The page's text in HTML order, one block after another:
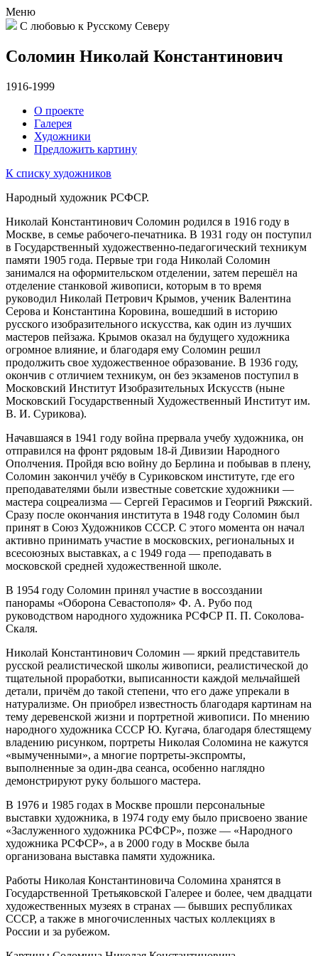
Меню
С любовью к Русскому Северу
Соломин Николай Константинович
1916-1999
О проекте
Галерея
Художники
Предложить картину
К списку художников
Народный художник РСФСР.
Николай Константинович Соломин родился в 1916 году в
Москве, в семье рабочего-печатника. В 1931 году он поступил
в Государственный художественно-педагогический техникум
памяти 1905 года. Первые три года Николай Соломин
занимался на оформительском отделении, затем перешёл на
отделение станковой живописи, которым в то время
руководил Николай Петрович Крымов, ученик Валентина
Серова и Константина Коровина, вошедший в историю
русского изобразительного искусства, как один из лучших
мастеров пейзажа. Крымов оказал на будущего художника
огромное влияние, и благодаря ему Соломин решил
продолжить свое художественное образование. В 1936 году,
окончив с отличием техникум, он без экзаменов поступил в
Московский Институт Изобразительных Искусств (ныне
Московский Государственный Художественный Институт им.
В. И. Сурикова).
Начавшаяся в 1941 году война прервала учебу художника, он
отправился на фронт рядовым 18-й Дивизии Народного
Ополчения. Пройдя всю войну до Берлина и побывав в плену,
Соломин закончил учёбу в Суриковском институте, где его
преподавателями были известные советские художники —
мастера соцреализма — Сергей Герасимов и Георгий Ряжский.
Сразу после окончания института в 1948 году Соломин был
принят в Союз Художников СССР. С этого момента он начал
активно принимать участие в московских, региональных и
всесоюзных выставках, а с 1949 года — преподавать в
московской средней художественной школе.
В 1954 году Соломин принял участие в воссоздании
панорамы «Оборона Севастополя» Ф. А. Рубо под
руководством народного художника РСФСР П. П. Соколова-
Скаля.
Николай Константинович Соломин — яркий представитель
русской реалистической школы живописи, реалистической до
тщательной проработки, выписанности каждой мельчайшей
детали, причём до такой степени, что его даже упрекали в
натурализме. Он приобрел известность благодаря картинам на
тему деревенской жизни и портретной живописи. По мнению
народного художника СССР Ю. Кугача, благодаря блестящему
владению рисунком, портреты Николая Соломина не кажутся
«вымученными», а многие портреты-экспромты,
выполненные за один-два сеанса, особенно наглядно
демонстрируют руку большого мастера.
В 1976 и 1985 годах в Москве прошли персональные
выставки художника, в 1974 году ему было присвоено звание
«Заслуженного художника РСФСР», позже — «Народного
художника РСФСР», а в 2000 году в Москве была
организована выставка памяти художника.
Работы Николая Константиновича Соломина хранятся в
Государственной Третьяковской Галерее и более, чем двадцати
художественных музеях в странах — бывших республиках
СССР, а также в многочисленных частых коллекциях в
России и за рубежом.